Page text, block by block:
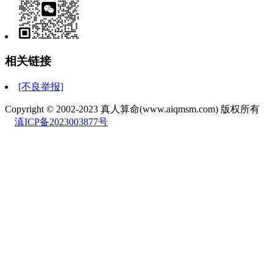
相关链接
[不良举报]
Copyright © 2002-2023 真人算命(www.aiqmsm.com) 版权所有
滇ICP备2023003877号